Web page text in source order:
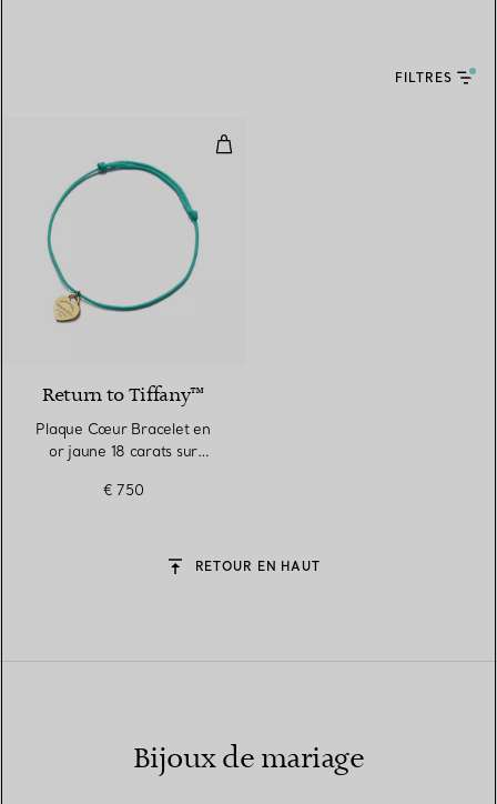
FILTRES
Plaque Cœur Bracelet en or
Return to Tiffany™
Plaque Cœur Bracelet en
or jaune 18 carats sur
€ 750
RETOUR EN HAUT
Bijoux de mariage